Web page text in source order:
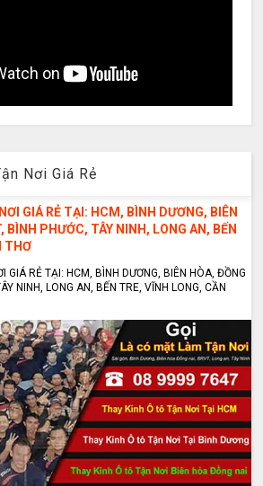
Nơi Giá Rẻ
GIÁ RẺ TẠI: HCM, BÌNH DƯƠNG, BIÊN
BÌNH PHƯỚC, TÂY NINH, LONG AN, BẾN
THƠ
RẺ TẠI: HCM, BÌNH DƯƠNG, BIÊN HÒA, ĐỒNG
NINH, LONG AN, BẾN TRE, VĨNH LONG, CẦN